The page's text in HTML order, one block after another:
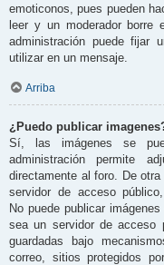
emoticonos, pues pueden
leer y un moderador
administración puede fijar
utilizar en un mensaje.
Arriba
¿Puedo publicar
Sí, las imágenes se
administración permite
directamente al foro. De
servidor de acceso público,
No puede publicar
sea un servidor de acceso
guardadas bajo
correo, sitios protegidos